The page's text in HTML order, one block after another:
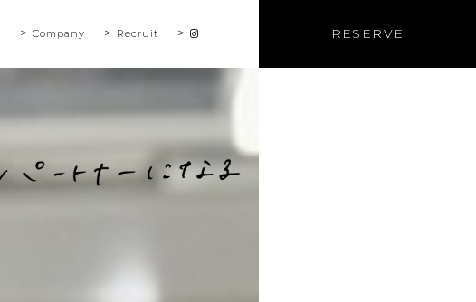
Company Recruit RESERVE